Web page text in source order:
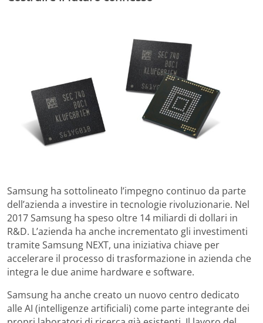
Samsung ha sottolineato l’impegno continuo da parte
dell’azienda a investire in tecnologie rivoluzionarie. Nel
2017 Samsung ha speso oltre 14 miliardi di dollari in
R&D. L’azienda ha anche incrementato gli investimenti
tramite Samsung NEXT, una iniziativa chiave per
accelerare il processo di trasformazione in azienda che
integra le due anime hardware e software.
Samsung ha anche creato un nuovo centro dedicato
alle AI (intelligenze artificiali) come parte integrante dei